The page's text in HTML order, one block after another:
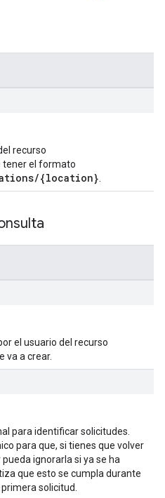
recurso
tener el formato
{location}
el usuario del recurso
va a crear.
para identificar solicitudes.
para que, si tienes que volver
ignorarla si ya se ha
que esto se cumpla durante
solicitud.